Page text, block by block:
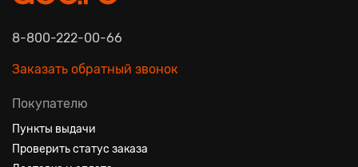
8-800-222-00-66
Заказать обратный звонок
Покупателю
Пункты выдачи
Проверить статус заказа